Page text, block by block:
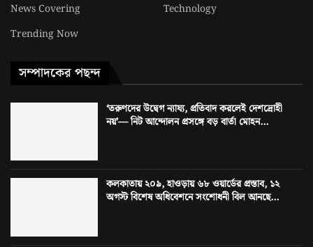
News Covering
Technology
Trending Now
সম্পাদকের পছন্দ
‘তরুণদের উদ্বেগ ন্যায্য, প্রতিবাদ করলেই দেশদ্রোহী
নয়’— নিট আন্দোলন প্রসঙ্গে বড় বার্তা মোহন...
কলকাতায় ২০৯, হাওড়ায় ৬৮ ওয়ার্ডের প্রস্তাব, ১২
অগস্ট বিশেষ অধিবেশনে সংশোধনী বিল আনছে...